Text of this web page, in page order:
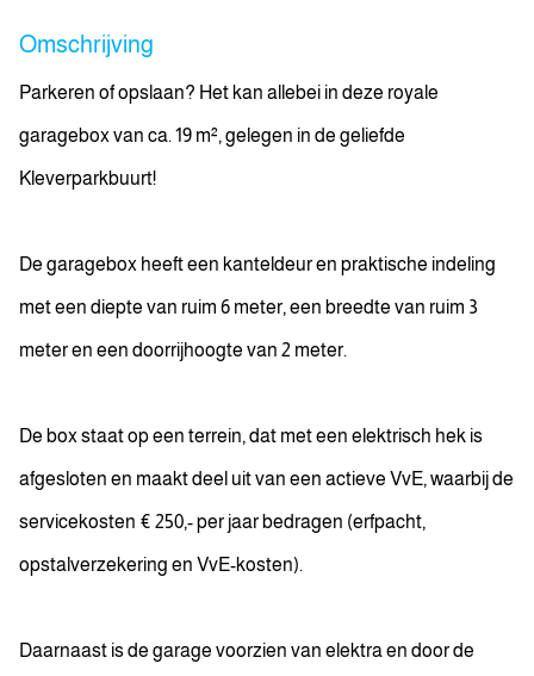
Omschrijving
Parkeren of opslaan? Het kan allebei in deze royale
garagebox van ca. 19 m², gelegen in de geliefde
Kleverparkbuurt!
De garagebox heeft een kanteldeur en praktische indeling
met een diepte van ruim 6 meter, een breedte van ruim 3
meter en een doorrijhoogte van 2 meter.
De box staat op een terrein, dat met een elektrisch hek is
afgesloten en maakt deel uit van een actieve VvE, waarbij de
servicekosten € 250,- per jaar bedragen (erfpacht,
opstalverzekering en VvE-kosten).
Daarnaast is de garage voorzien van elektra en door de